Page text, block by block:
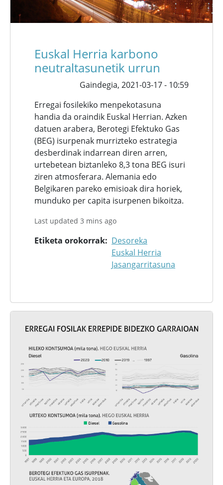
Euskal Herria karbono
neutraltasunetik urrun
Gaindegia, 2021-03-17 - 10:59
Erregai fosilekiko menpekotasuna
handia da oraindik Euskal Herrian. Azken
datuen arabera, Berotegi Efektuko Gas
(BEG) isurpenak murrizteko estrategia
desberdinak indarrean diren arren,
urtebetean biztanleko 8,3 tona BEG isuri
ziren atmosferara. Alemania edo
Belgikaren pareko emisioak dira horiek,
munduko per capita isurpenen bikoitza.
Last updated 3 mins ago
Etiketa orokorrak
Desoreka
Euskal Herria
Jasangarritasuna